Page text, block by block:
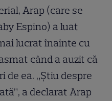
Arap (care se
Espino) a luat
lucrat înainte cu
când a auzit că
de ea. „Ştiu despre
a declarat Arap